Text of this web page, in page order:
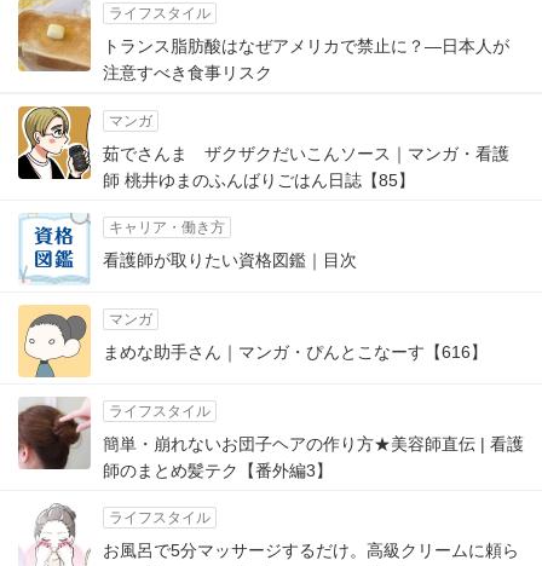
ライフスタイル
トランス脂肪酸はなぜアメリカで禁止に？―日本人が
注意すべき食事リスク
マンガ
茹でさんま ザクザクだいこんソース｜マンガ・看護
師 桃井ゆまのふんばりごはん日誌【85】
キャリア・働き方
看護師が取りたい資格図鑑｜目次
マンガ
まめな助手さん｜マンガ・ぴんとこなーす【616】
ライフスタイル
簡単・崩れないお団子ヘアの作り方★美容師直伝 | 看護
師のまとめ髪テク【番外編3】
ライフスタイル
お風呂で5分マッサージするだけ。高級クリームに頼ら